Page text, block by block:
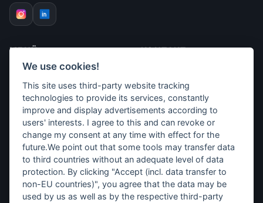
MENÜ
Rohbau
Rohbau in Detmold
Schlüsselfertig
Altbausanierung
Malerarbeiten
Baubetreuung
Bauvorhaben
Über uns
Projekte
Partner
KONTAKT
Krumme Str. 15
32791 Lage
+49 15888 362460
info@as-bau-owl.de
We use cookies!
This site uses third-party website tracking
technologies to provide its services, constantly
improve and display advertisements according to
users' interests. I agree to this and can revoke or
change my consent at any time with effect for the
future.We point out that some tools may transfer data
to third countries without an adequate level of data
protection. By clicking "Accept (incl. data transfer to
non-EU countries)", you agree that the data may be
used by us as well as by the respective third-party